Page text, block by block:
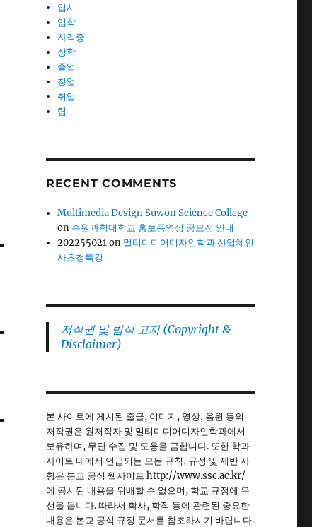
입시
입학
자격증
장학
졸업
창업
취업
팁
RECENT COMMENTS
Multimedia Design Suwon Science College
on 수원과학대학교 홍보동영상 공모전 안내
202255021on 멀티미디어디자인학과 산업체인
사초청특강
저작권 및 법적 고지 (Copyright &
Disclaimer)
본 사이트에 게시된 줄글, 이미지, 영상, 음원 등의
저작권은 원저작자 및 멀티미디어디자인학과에서
보유하며, 무단 수집 및 도용을 금합니다. 또한 학과
사이트 내에서 언급되는 모든 규칙, 규정 및 제반 사
항은 본교 공식 웹사이트 http://www.ssc.ac.kr/
에 공시된 내용을 위배할 수 없으며, 학교 규정에 우
선을 둡니다. 따라서 학사, 학적 등에 관련된 중요한
내용은 본교 공식 규정 문서를 참조하시기 바랍니다.